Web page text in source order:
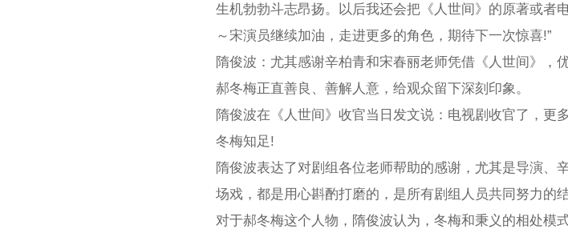
生机勃勃斗志昂扬。以后我还会把《人世间》的原著或者
～宋演员继续加油，走进更多的角色，期待下一次惊喜!”
隋俊波：尤其感谢辛柏青和宋春丽老师凭借《人世间》，
郝冬梅正直善良、善解人意，给观众留下深刻印象。
隋俊波在《人世间》收官当日发文说：电视剧收官了，更
冬梅知足!
隋俊波表达了对剧组各位老师帮助的感谢，尤其是导演、
场戏，都是用心斟酌打磨的，是所有剧组人员共同努力的结
对于郝冬梅这个人物，隋俊波认为，冬梅和秉义的相处模